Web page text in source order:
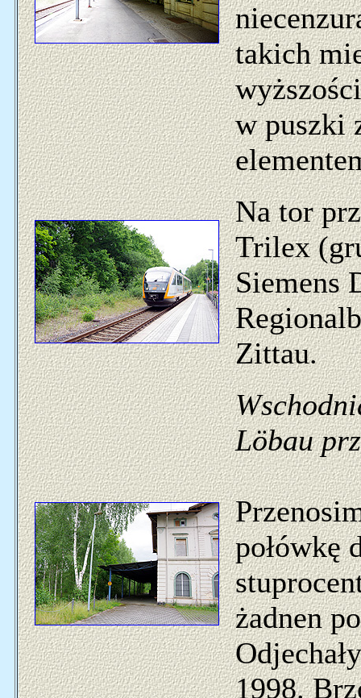
takich
w puszki
Na tor
Trilex
Siemens
Zittau.
Löbau
połówkę
żadnen
1998.